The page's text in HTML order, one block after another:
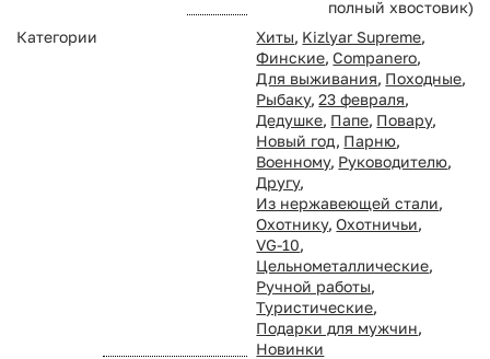
полный хвостовик)
Категории
Хиты, Kizlyar Supreme,
Финские, Companero,
Для выживания, Походные,
Рыбаку, 23 февраля,
Дедушке, Папе, Повару,
Новый год, Парню,
Военному, Руководителю,
Другу,
Из нержавеющей стали,
Охотнику, Охотничьи,
VG-10,
Цельнометаллические,
Ручной работы,
Туристические,
Подарки для мужчин,
Новинки